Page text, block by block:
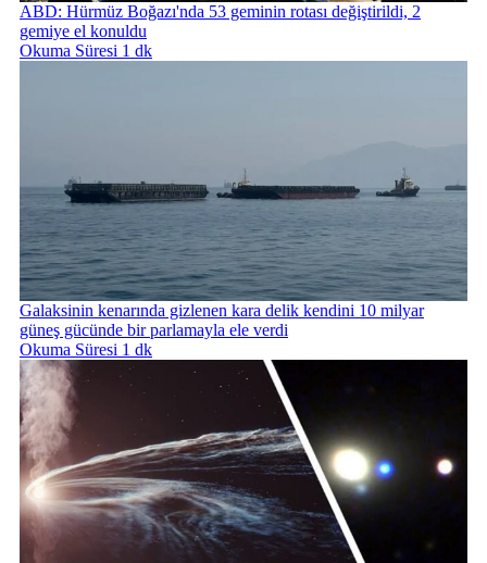
ABD: Hürmüz Boğazı'nda 53 geminin rotası değiştirildi, 2
gemiye el konuldu
Okuma Süresi 1 dk
Galaksinin kenarında gizlenen kara delik kendini 10 milyar
güneş gücünde bir parlamayla ele verdi
Okuma Süresi 1 dk